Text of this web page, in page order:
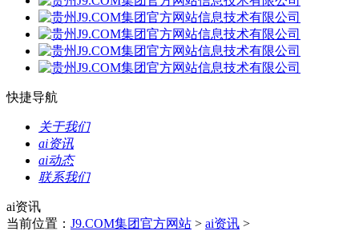
快捷导航
关于我们
ai资讯
ai动态
联系我们
ai资讯
当前位置： J9.COM集团官方网站 > ai资讯 >